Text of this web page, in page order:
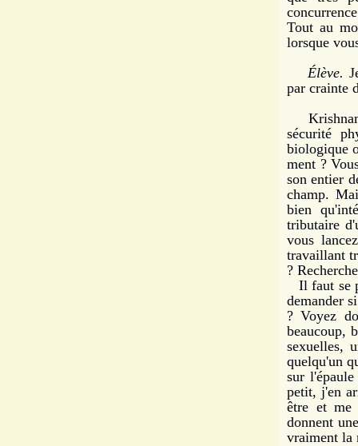
Tout au
lorsque
Élève.
par crainte
sécurité
biologique
ment ?
son entier
champ.
bien
tributaire
vous
travaillant
?
Il faut se
demander
? Voyez
beaucoup,
sexuelles,
quelqu'un
sur
petit, j'en
être et me
donnent
vraiment la